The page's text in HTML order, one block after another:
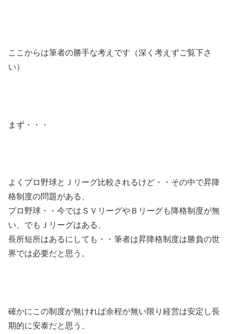
ここからは筆者の勝手な考えです（深く考えずご覧下さ
い）
まず・・・
よくプロ野球とＪリーグ比較されるけど・・その中で昇降
格制度の問題がある、
プロ野球・・今ではＳＶリーグやＢリーグも降格制度が無
い、でもＪリーグはある、
長所短所はあるにしても・・筆者は昇降格制度は勝負の世
界では必要だと思う。
確かにこの制度が無ければ余程が無い限り経営は安定し長
期的に安泰だと思う、